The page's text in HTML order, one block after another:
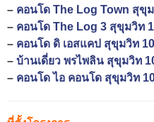
– คอนโด The Log Town สุขุ
– คอนโด The Log 3 สุขุมวิท
– คอนโด ดิ เอสแคป สุขุมวิท
– บ้านเดี่ยว พรไพลิน สุขุมวิท
– คอนโด ไอ คอนโด สุขุมวิท